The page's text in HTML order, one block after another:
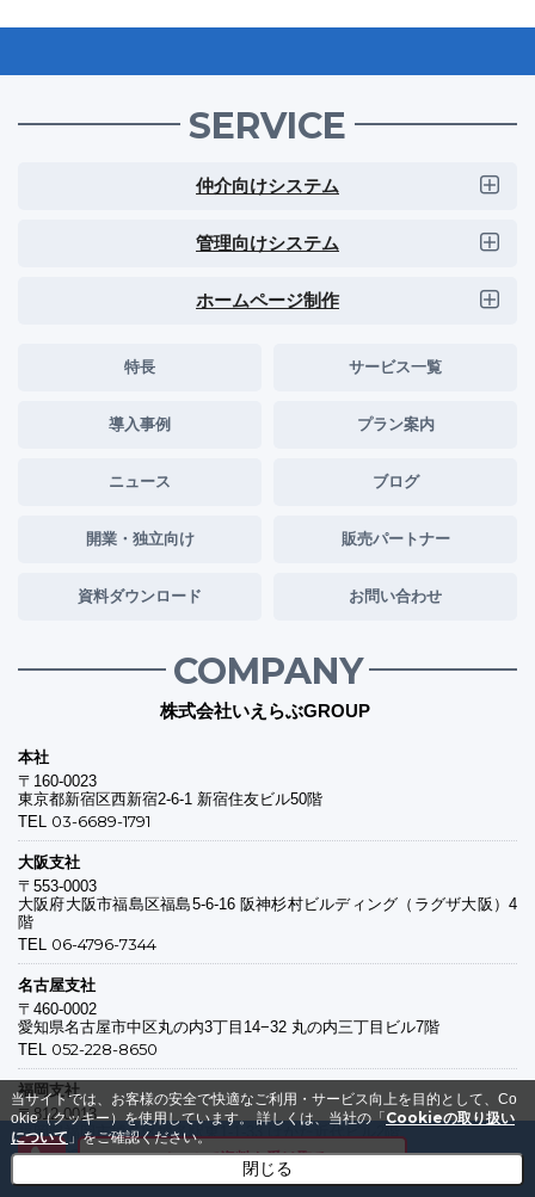
メールで資料を受け取る
SERVICE
仲介向けシステム
管理向けシステム
ホームページ制作
特長 サービス一覧
導入事例 プラン案内
ニュース ブログ
開業・独立向け 販売パートナー
資料ダウンロード お問い合わせ
COMPANY
株式会社いえらぶGROUP
本社
〒160-0023
東京都新宿区西新宿2-6-1 新宿住友ビル50階
TEL 03-6689-1791
大阪支社
〒553-0003
大阪府大阪市福島区福島5-6-16 阪神杉村ビルディング（ラグザ大阪）4
階
TEL 06-4796-7344
名古屋支社
〒460-0002
愛知県名古屋市中区丸の内3丁目14−32 丸の内三丁目ビル7階
TEL 052-228-8650
福岡支社
〒812-0013
福岡県福岡市博多区博多駅東1-1-33 はかた近代ビル2階
TEL092-412-4322
当サイトでは、お客様の安全で快適なご利用・サービス向上を目的として、Co
okie（クッキー）を使用しています。詳しくは、当社の「Cookieの取り扱い
について 」をご確認ください。
閉じる